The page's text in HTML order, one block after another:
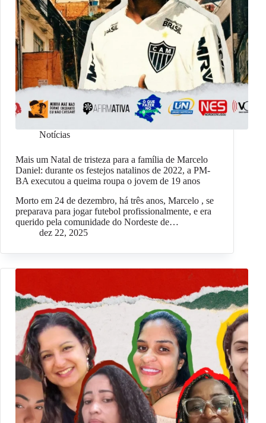
Notícias
Mais um Natal de tristeza para a família de Marcelo
Daniel: durante os festejos natalinos de 2022, a PM-
BA executou a queima roupa o jovem de 19 anos
Morto em 24 de dezembro, há três anos, Marcelo , se
preparava para jogar futebol profissionalmente, e era
querido pela comunidade do Nordeste de…
dez 22, 2025